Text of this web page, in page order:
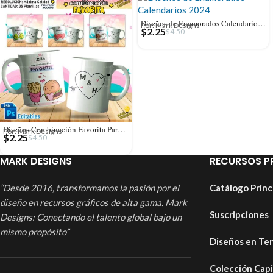
Diseños Combinación Favorita Parejas Tazas Editables
Por: Mark Designs
$4.50
$2.25
Diseños de Enamorados Calendarios 2024 para Tazas
Por: Mark Designs
$4.50
$2.25
MARK DESIGNS
“Desde 2016, transformamos la pasión por el
diseño en recursos gráficos de alta gama. Mark
Designs: Conectando el talento global bajo un
mismo propósito”
RECURSOS
Catálogo
Suscripciones
Diseños en
Colección